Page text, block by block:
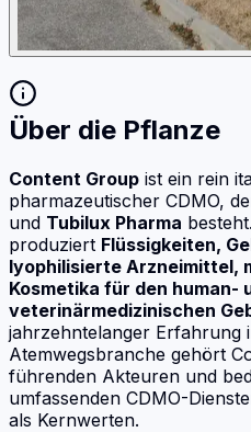
Über die Pflanze
Content Group ist ein rein
pharmazeutischer CDMO,
und Tubilux Pharma
produziert Flüssigkeiten,
lyophilisierte Arzneimittel,
Kosmetika für den human-
veterinärmedizinischen
jahrzehntelanger Erfahrung
Atemwegsbranche gehört
führenden Akteuren und
umfassenden CDMO-
als Kernwerten.